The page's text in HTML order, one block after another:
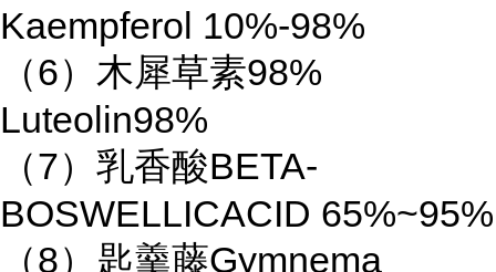
Kaempferol 10%-98%
（6）木犀草素98%
Luteolin98%
（7）乳香酸BETA-
BOSWELLICACID 65%~95%
（8）匙羹藤Gymnema